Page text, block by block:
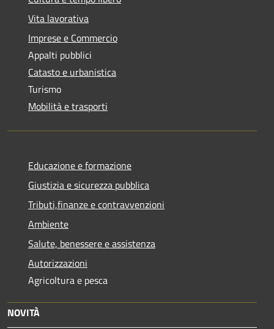
Vita lavorativa
Imprese e Commercio
Appalti pubblici
Catasto e urbanistica
Turismo
Mobilità e trasporti
Educazione e formazione
Giustizia e sicurezza pubblica
Tributi,finanze e contravvenzioni
Ambiente
Salute, benessere e assistenza
Autorizzazioni
Agricoltura e pesca
NOVITÀ